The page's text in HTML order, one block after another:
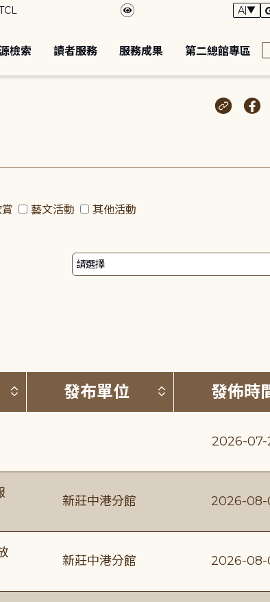
檢索 讀者服務 服務成果 第二總館專區
藝文活動 其他活動
按標題排序 (升降冪)
發布單位 按發布單位排
發佈時
2026-07-
新莊中港分館 2026-08-
新莊中港分館 2026-08-